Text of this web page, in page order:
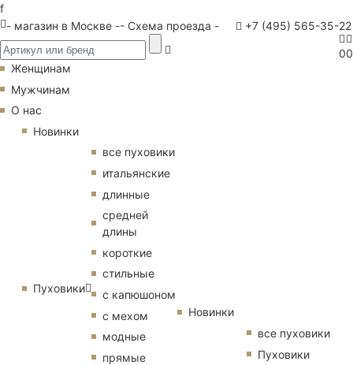
f
- магазин в Москве -- Схема проезда - +7 (495) 565-35-22
00
Женщинам
Мужчинам
О нас
Новинки
Пуховики
все пуховики
итальянские
длинные
средней
длины
короткие
стильные
с капюшоном
с мехом
модные
прямые
Новинки
все пуховики
Пуховики